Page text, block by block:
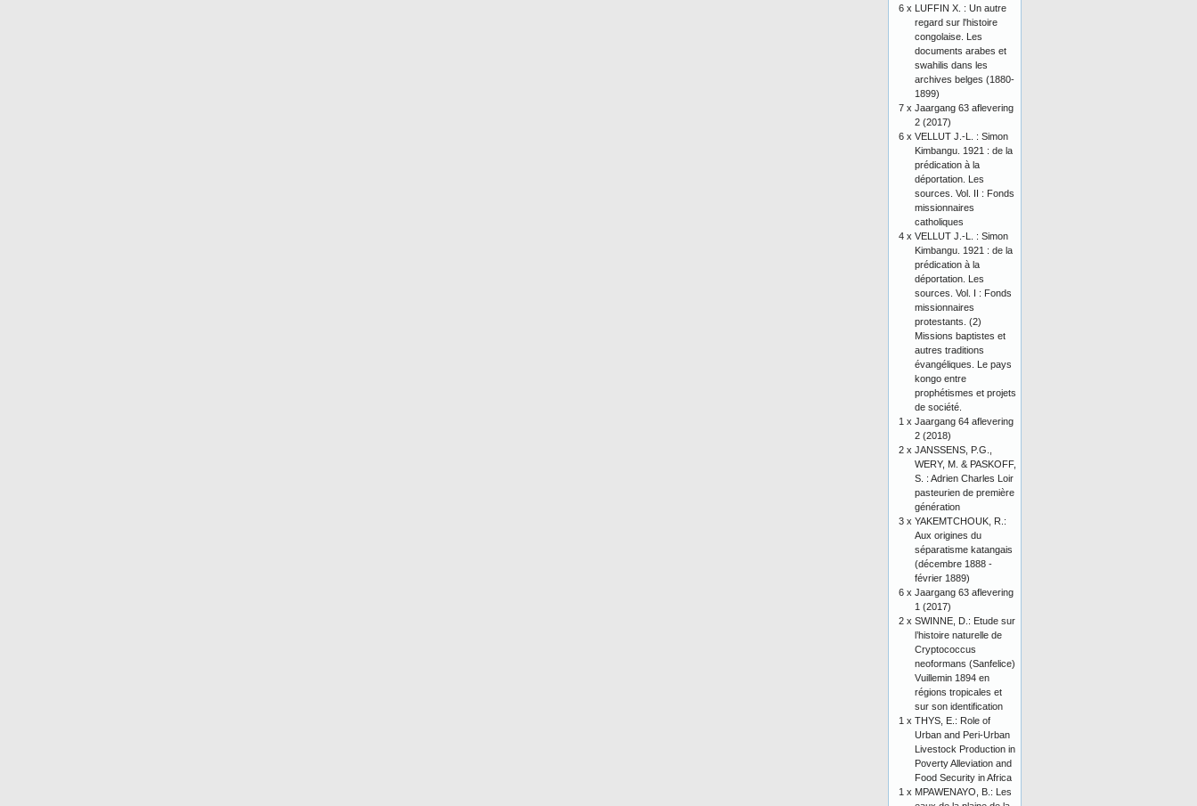
6 x LUFFIN X. : Un autre
regard sur l'histoire
congolaise. Les
documents arabes et
swahilis dans les
archives belges (1880-
1899)
7 x Jaargang 63 aflevering
2 (2017)
6 x VELLUT J.-L. : Simon
Kimbangu. 1921 : de la
prédication à la
déportation. Les
sources. Vol. II : Fonds
missionnaires
catholiques
4 x VELLUT J.-L. : Simon
Kimbangu. 1921 : de la
prédication à la
déportation. Les
sources. Vol. I : Fonds
missionnaires
protestants. (2)
Missions baptistes et
autres traditions
évangéliques. Le pays
kongo entre
prophétismes et projets
de société.
1 x Jaargang 64 aflevering
2 (2018)
2 x JANSSENS, P.G.,
WERY, M. & PASKOFF,
S. : Adrien Charles Loir
pasteurien de première
génération
3 x YAKEMTCHOUK, R.:
Aux origines du
séparatisme katangais
(décembre 1888 -
février 1889)
6 x Jaargang 63 aflevering
1 (2017)
2 x SWINNE, D.: Etude sur
l’histoire naturelle de
Cryptococcus
neoformans (Sanfelice)
Vuillemin 1894 en
régions tropicales et
sur son identification
1 x THYS, E.: Role of
Urban and Peri-Urban
Livestock Production in
Poverty Alleviation and
Food Security in Africa
1 x MPAWENAYO, B.: Les